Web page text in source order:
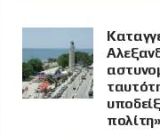
πολίτη»